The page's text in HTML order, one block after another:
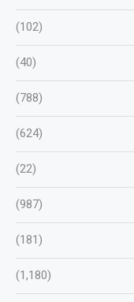
(102)
(40)
(788)
(624)
(22)
(987)
(181)
(1,180)